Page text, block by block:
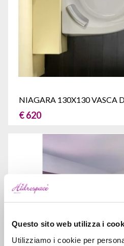
Questo sito web utilizza i
Utilizziamo i cookie per
NIAGARA 130X130 VASCA
€ 620